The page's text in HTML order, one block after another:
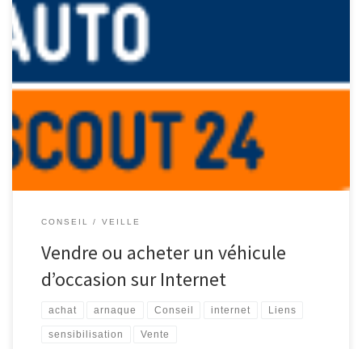
Récemment, j’ai eu l’occasion de tester différents sites permettant
de placer des annonces gratuites sur Internet, afin de vendre un
véhicule. Les annonces placées sur ce site sont tout d’abord
effectué, nous arrivons sur la page d’accueil reprenant les 30 […]
CONSEIL VEILLE
Vendre ou acheter un véhicule
d’occasion sur Internet
achat arnaque Conseil internet Liens
sensibilisation Vente